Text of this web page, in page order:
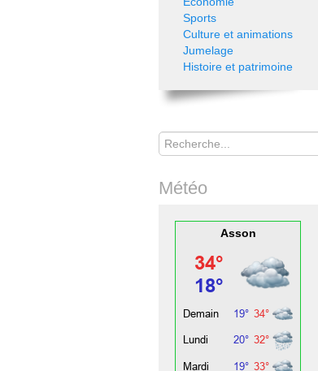
Sports
Culture et animations
Jumelage
Histoire et patrimoine
Rechercher
Météo
Asson